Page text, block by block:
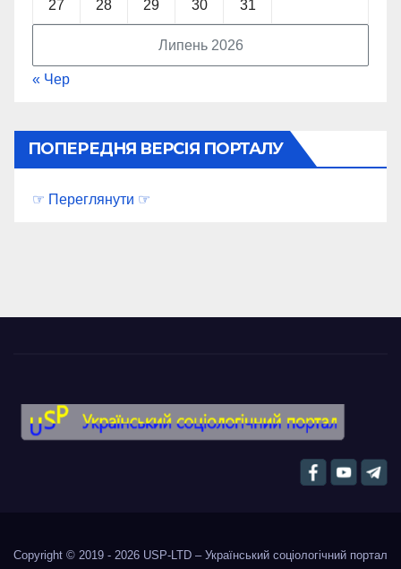
Липень 2026
27 28 29 30 31
« Чер
ПОПЕРЕДНЯ ВЕРСІЯ ПОРТАЛУ
☞ Переглянути ☞
Copyright © 2019 - 2026 USP-LTD – Український соціологічний портал